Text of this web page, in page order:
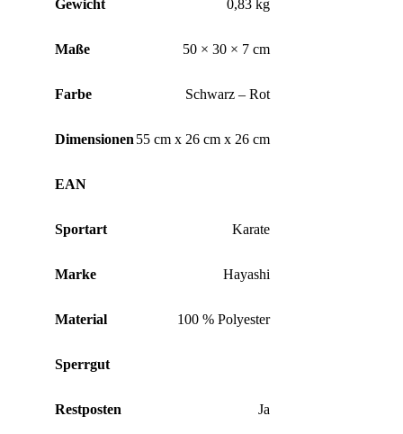
Gewicht
0,83 kg
Maße 50 × 30 × 7 cm
Farbe Schwarz – Rot
Dimensionen 55 cm x 26 cm x 26 cm
EAN
Sportart Karate
Marke Hayashi
Material 100 % Polyester
Sperrgut
Restposten Ja